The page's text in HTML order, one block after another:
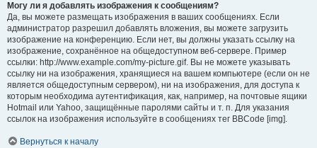
Могу ли я добавлять изображения к сообщениям?
Да, вы можете размещать изображения в ваших сообщениях. Если
администратор разрешил добавлять вложения, вы можете загрузить
изображение на конференцию. Если нет, вы должны указать ссылку на
изображение, сохранённое на общедоступном веб-сервере. Пример
ссылки: http://www.example.com/my-picture.gif. Вы не можете указывать
ссылку ни на изображения, хранящиеся на вашем компьютере (если он не
является общедоступным сервером), ни на изображения, для доступа к
которым необходима аутентификация, как, например, на почтовые ящики
Hotmail или Yahoo, защищённые паролями сайты и т. п. Для указания
ссылок на изображения используйте в сообщениях тег BBCode [img].
Вернуться к началу